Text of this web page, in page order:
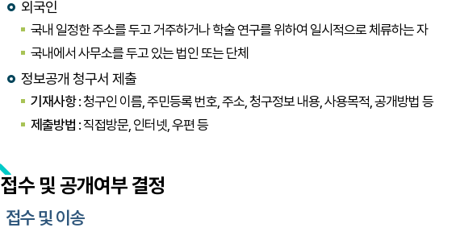
외국인
국내 일정한 주소를 두고 거주하거나 학술 연구를 위하여 일시적으로 체류하는 자
국내에서 사무소를 두고 있는 법인 또는 단체
정보공개 청구서 제출
기재사항: 청구인 이름, 주민등록 번호, 주소, 청구정보 내용, 사용목적, 공개방법 등
제출방법 : 직접방문, 인터넷, 우편 등
접수 및 공개여부 결정
접수 및 이송